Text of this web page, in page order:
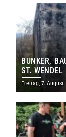
BUNKER,
ST. WENDEL
DENKMALS
Freitag, 7. August